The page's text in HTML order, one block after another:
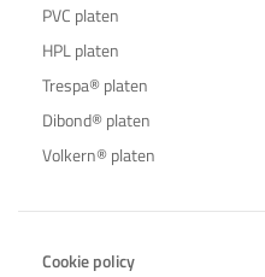
PVC platen
HPL platen
Trespa® platen
Dibond® platen
Volkern® platen
Cookie policy